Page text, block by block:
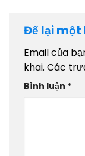
Để lại
Email của
khai. Các
Bình luận *